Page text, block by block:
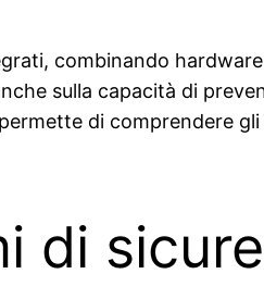
combinando
sulla capacità di
di comprendere
di